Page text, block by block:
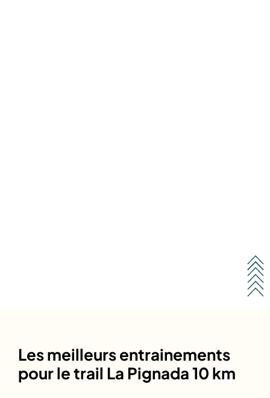
Les meilleurs entrainements
pour le trail La Pignada 10 km